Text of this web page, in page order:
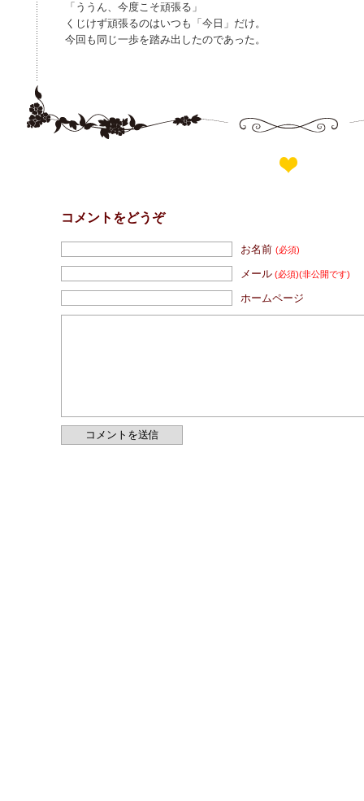
「ううん、今度こそ頑張る」
くじけず頑張るのはいつも「今日」だけ。
今回も同じ一歩を踏み出したのであった。
コメントをどうぞ
お名前(必須)
メール (必須)(非公開です)
ホームページ